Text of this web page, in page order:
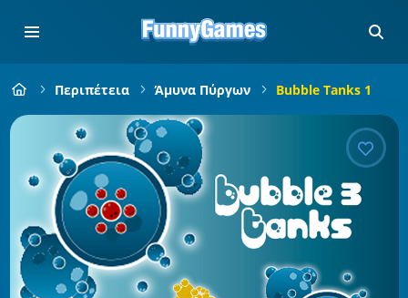
Περιπέτεια Άμυνα Πύργων Bubble Tanks 1